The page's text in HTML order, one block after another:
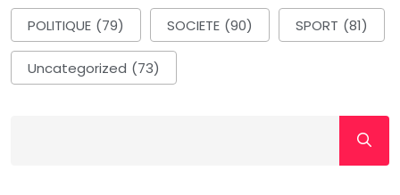
POLITIQUE (79) SOCIETE (90) SPORT (81)
Uncategorized (73)